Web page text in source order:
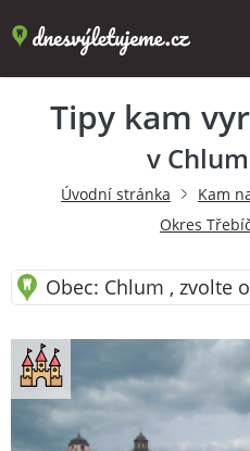
Tipy kam
v
Úvodní stránka Kam
Okres Třebíč
Obec: Chlum , zvolte